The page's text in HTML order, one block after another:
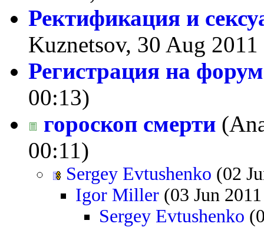
Ректификация и
Kuznetsov, 30 Aug
Регистрация на
00:13)
гороскоп смерти
00:11)
Sergey Evtushenko (02
Igor Miller (03 Jun
Sergey Evtushenko